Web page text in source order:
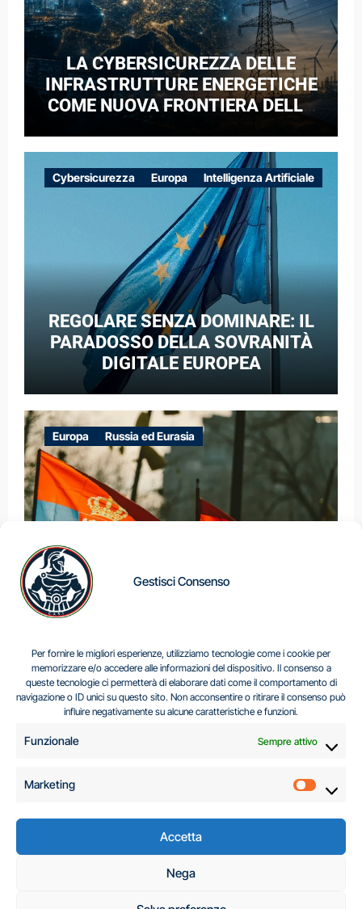
Gestisci Consenso
Per fornire le migliori esperienze, utilizziamo tecnologie come i cookie per
memorizzare e/o accedere alle informazioni del dispositivo. Il consenso a
queste tecnologie ci permetterà di elaborare dati come il comportamento di
navigazione o ID unici su questo sito. Non acconsentire o ritirare il consenso può
influire negativamente su alcune caratteristiche e funzioni.
Funzionale Sempre attivo
Marketing
Accetta
Nega
LA CYBERSICUREZZA DELLE
INFRASTRUTTURE ENERGETICHE
COME NUOVA FRONTIERA DELLA
CASO DELLE RETI ELETTRICHE
EUROPEE NEL CONTESTO DELLA
GUERRA IBRIDA
Cybersicurezza Europa Intelligenza Artificiale
REGOLARE SENZA DOMINARE: IL
PARADOSSO DELLA SOVRANITÀ
DIGITALE EUROPEA
Europa Russia ed Eurasia
Centro Analisi e Studi Italus © Tutti i diritti riservati
C.A.S.I. – Centro
Analisi e Studi Italus